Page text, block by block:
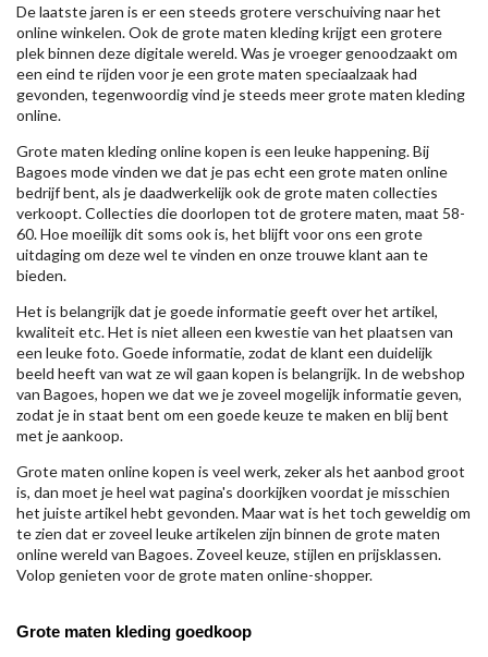
De laatste jaren is er een steeds grotere verschuiving naar het
online winkelen. Ook de grote maten kleding krijgt een grotere
plek binnen deze digitale wereld. Was je vroeger genoodzaakt om
een eind te rijden voor je een grote maten speciaalzaak had
gevonden, tegenwoordig vind je steeds meer grote maten kleding
online.
Grote maten kleding online kopen is een leuke happening. Bij
Bagoes mode vinden we dat je pas echt een grote maten online
bedrijf bent, als je daadwerkelijk ook de grote maten collecties
verkoopt. Collecties die doorlopen tot de grotere maten, maat 58-
60. Hoe moeilijk dit soms ook is, het blijft voor ons een grote
uitdaging om deze wel te vinden en onze trouwe klant aan te
bieden.
Het is belangrijk dat je goede informatie geeft over het artikel,
kwaliteit etc. Het is niet alleen een kwestie van het plaatsen van
een leuke foto. Goede informatie, zodat de klant een duidelijk
beeld heeft van wat ze wil gaan kopen is belangrijk. In de webshop
van Bagoes, hopen we dat we je zoveel mogelijk informatie geven,
zodat je in staat bent om een goede keuze te maken en blij bent
met je aankoop.
Grote maten online kopen is veel werk, zeker als het aanbod groot
is, dan moet je heel wat pagina's doorkijken voordat je misschien
het juiste artikel hebt gevonden. Maar wat is het toch geweldig om
te zien dat er zoveel leuke artikelen zijn binnen de grote maten
online wereld van Bagoes. Zoveel keuze, stijlen en prijsklassen.
Volop genieten voor de grote maten online-shopper.
Grote maten kleding goedkoop